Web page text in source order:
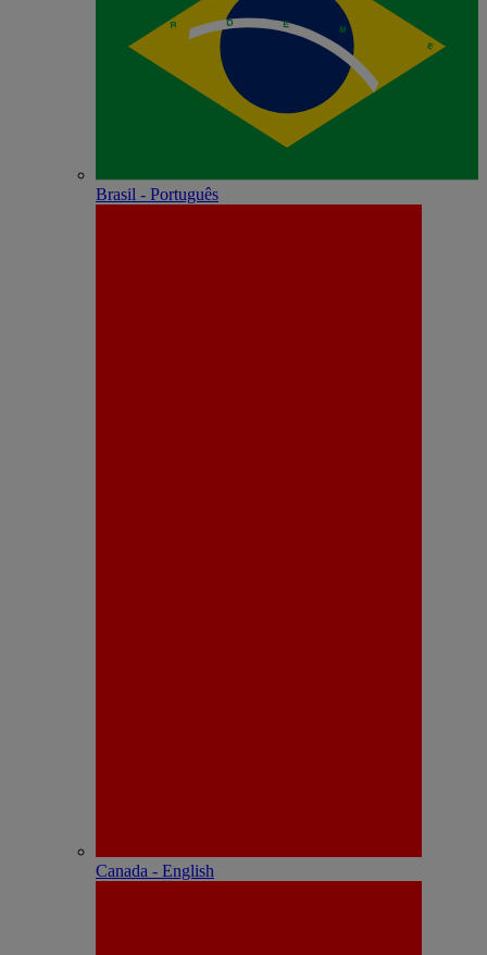
Brasil - Português
Canada - English